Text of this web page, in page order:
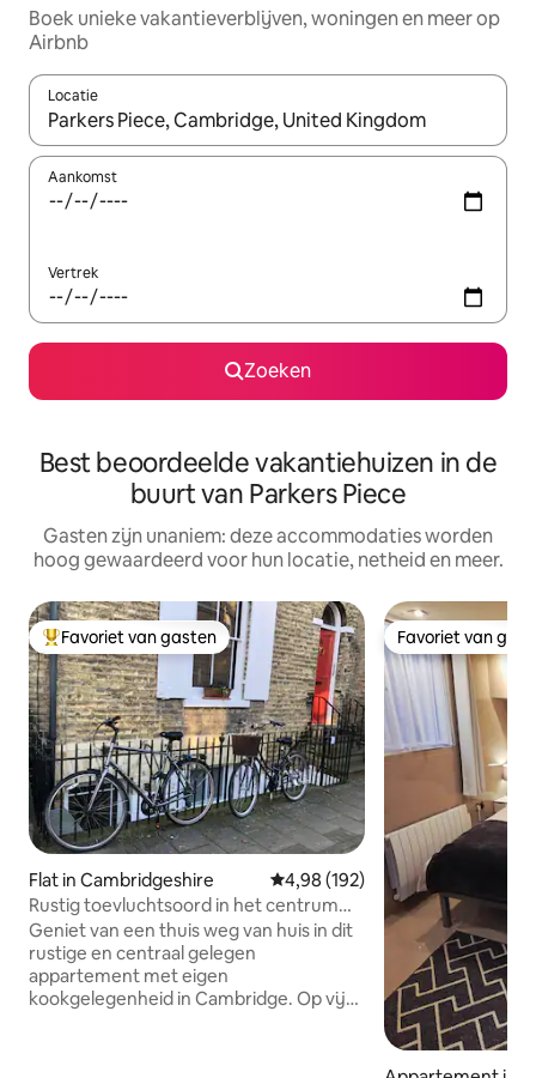
Boek unieke vakantieverblijven, woningen en meer op
Airbnb
Locatie
Wanneer er resultaten beschikbaar zijn, maak je een keuze
Aankomst
Vertrek
Zoeken
Best beoordeelde vakantiehuizen in de
buurt van Parkers Piece
Gasten zijn unaniem: deze accommodaties worden
hoog gewaardeerd voor hun locatie, netheid en meer.
Topfavoriet van gasten
Favoriet van gasten
Flat in Cambridgeshire Gemiddelde beoordeling van
4,98 (192)
Rustig toevluchtsoord in het centrum
van Cambridge
Geniet van een thuis weg van huis in dit
rustige en centraal gelegen
appartement met eigen
kookgelegenheid in Cambridge. Op vijf
Favoriet van
Favoriet van